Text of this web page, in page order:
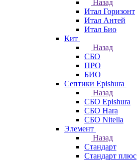
Назад
Итал Горизонт
Итал Антей
Итал Био
Кит
Назад
СБО
ПРО
БИО
Септики Epishura
Назад
СБО Epishura
СБО Hara
СБО Nitella
Элемент
Назад
Стандарт
Стандарт плюс